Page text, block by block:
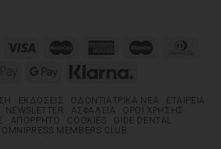
ΕΚΔΌΣΕΙΣ ΟΔΟΝΤΙΑΤΡΙΚΆ ΝΈΑ
ΕΤΑΙΡΕΊΑ
NEWSLETTER ΑΣΦΆΛΕΙΑ
ΌΡΟΙ ΧΡΉΣΗΣ
ΑΠΌΡΡΗΤΟ COOKIES
GIDE DENTAL
OMNIPRESS MEMBERS CLUB